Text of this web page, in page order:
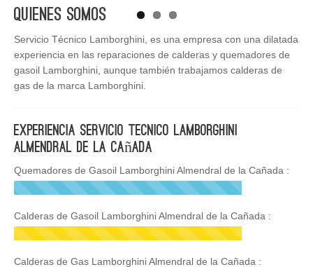
Quienes Somos
Servicio Técnico Lamborghini, es una empresa con una dilatada
experiencia en las reparaciones de calderas y quemadores de
gasoil Lamborghini, aunque también trabajamos calderas de
gas de la marca Lamborghini.
Experiencia Servicio Tecnico Lamborghini
Almendral de la Cañada
Quemadores de Gasoil Lamborghini Almendral de la Cañada :
Calderas de Gasoil Lamborghini Almendral de la Cañada :
Calderas de Gas Lamborghini Almendral de la Cañada :